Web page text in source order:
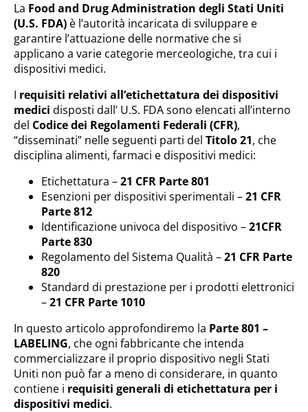
La Food and Drug Administration degli Stati Uniti
(U.S. FDA) è l’autorità incaricata di sviluppare e
garantire l’attuazione delle normative che si
applicano a varie categorie merceologiche, tra cui i
dispositivi medici.
I requisiti relativi all’etichettatura dei dispositivi
medici disposti dall’ U.S. FDA sono elencati all’interno
del Codice dei Regolamenti Federali (CFR),
“disseminati” nelle seguenti parti del Titolo 21, che
disciplina alimenti, farmaci e dispositivi medici:
Etichettatura –21 CFR Parte 801
Esenzioni per dispositivi sperimentali –21 CFR
Parte 812
Identificazione univoca del dispositivo –21CFR
Parte 830
Regolamento del Sistema Qualità –21 CFR Parte
820
Standard di prestazione per i prodotti elettronici
–21 CFR Parte 1010
In questo articolo approfondiremo la Parte 801 –
LABELING, che ogni fabbricante che intenda
commercializzare il proprio dispositivo negli Stati
Uniti non può far a meno di considerare, in quanto
contiene i requisiti generali di etichettatura per i
dispositivi medici.